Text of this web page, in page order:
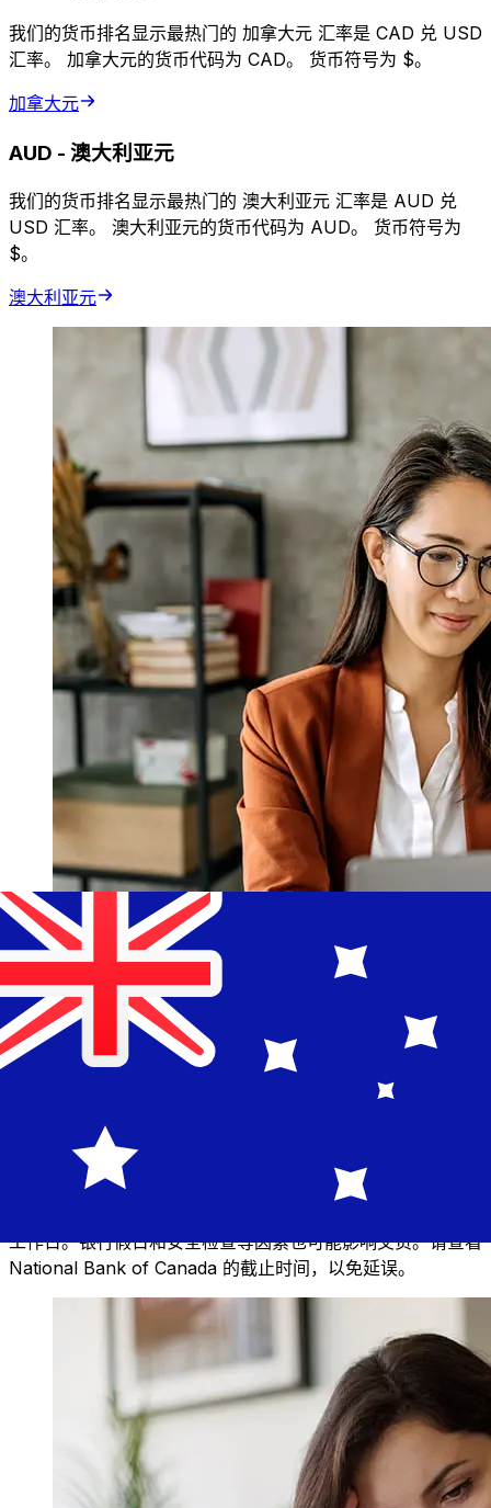
我们的货币排名显示最热门的 加拿大元 汇率是 CAD 兑 USD
汇率。 加拿大元的货币代码为 CAD。 货币符号为 $。
加拿大元
AUD - 澳大利亚元
我们的货币排名显示最热门的 澳大利亚元 汇率是 AUD 兑
USD 汇率。 澳大利亚元的货币代码为 AUD。 货币符号为
$。
澳大利亚元
NBC CAD 到AUD 的传输速度有多快？
使用NBC 从加拿大 转至澳大利亚 的国际转账的交付时间因
工作日。银行假日和安全检查等因素也可能影响交货。请查看
National Bank of Canada 的截止时间，以免延误。